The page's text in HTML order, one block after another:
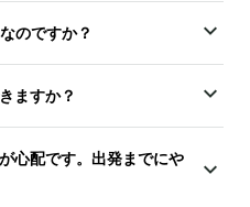
のですか？
ますか？
心配です。出発までにや